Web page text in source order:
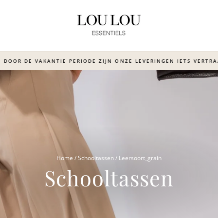
Translation
DE VAKANTIE PERIODE ZIJN ONZE LEVERINGEN IETS
Home /Schooltassen/ Leersoort_grain
Schooltassen